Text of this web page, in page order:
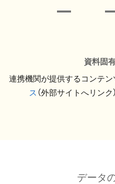
資料固
連携機関が提供するコンテン
ス （外部サイトへリンク
データ